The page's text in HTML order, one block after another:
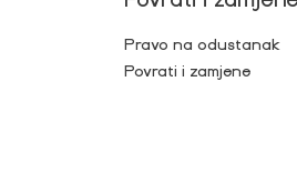
Pravo na odustanak
Povrati i zamjene